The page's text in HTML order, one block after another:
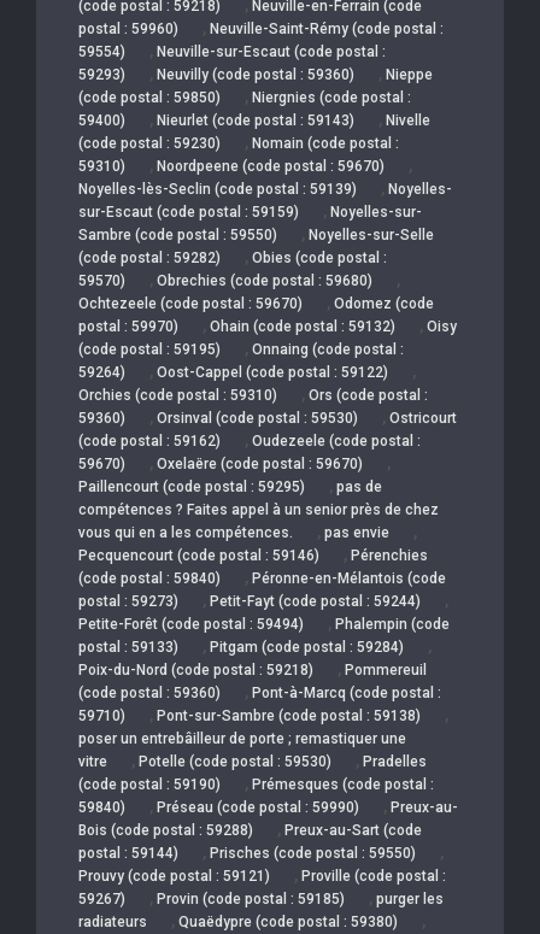
(code postal : 59218)
, Neuville-en-Ferrain (code
postal : 59960)
, Neuville-Saint-Rémy (code postal :
59554)
, Neuville-sur-Escaut (code postal :
59293)
, Neuvilly (code postal : 59360) , Nieppe
(code postal : 59850)
, Niergnies (code postal :
59400)
, Nieurlet (code postal : 59143) , Nivelle
(code postal : 59230)
, Nomain (code postal :
59310)
, Noordpeene (code postal : 59670) ,
Noyelles-lès-Seclin (code postal : 59139) , Noyelles-
sur-Escaut (code postal : 59159)
, Noyelles-sur-
Sambre (code postal : 59550)
, Noyelles-sur-Selle
(code postal : 59282)
, Obies (code postal :
59570)
, Obrechies (code postal : 59680) ,
Ochtezeele (code postal : 59670) , Odomez (code
postal : 59970)
, Ohain (code postal : 59132) , Oisy
(code postal : 59195)
, Onnaing (code postal :
59264)
, Oost-Cappel (code postal : 59122) ,
Orchies (code postal : 59310) , Ors (code postal :
59360)
, Orsinval (code postal : 59530) , Ostricourt
(code postal : 59162)
, Oudezeele (code postal :
59670)
, Oxelaëre (code postal : 59670) ,
Paillencourt (code postal : 59295) , pas de
compétences ? Faites appel à un senior près de chez
vous qui en a les compétences.
, pas envie ,
Pecquencourt (code postal : 59146) , Pérenchies
(code postal : 59840)
, Péronne-en-Mélantois (code
postal : 59273)
, Petit-Fayt (code postal : 59244) ,
Petite-Forêt (code postal : 59494) , Phalempin (code
postal : 59133)
, Pitgam (code postal : 59284) ,
Poix-du-Nord (code postal : 59218) , Pommereuil
(code postal : 59360)
, Pont-à-Marcq (code postal :
59710)
, Pont-sur-Sambre (code postal : 59138) ,
poser un entrebâilleur de porte ; remastiquer une
vitre
, Potelle (code postal : 59530) , Pradelles
(code postal : 59190)
, Prémesques (code postal :
59840)
, Préseau (code postal : 59990) , Preux-au-
Bois (code postal : 59288)
, Preux-au-Sart (code
postal : 59144)
, Prisches (code postal : 59550) ,
Prouvy (code postal : 59121) , Proville (code postal :
59267)
, Provin (code postal : 59185) , purger les
radiateurs
, Quaëdypre (code postal : 59380) ,